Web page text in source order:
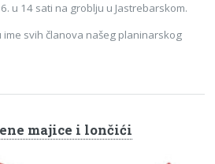
u 14 sati na groblju u Jastrebarskom.
svih članova našeg planinarskog
majice i lončići